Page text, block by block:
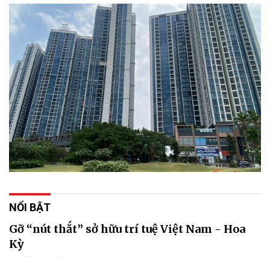
NỔI BẬT
Gỡ “nút thắt” sở hữu trí tuệ Việt Nam - Hoa
Kỳ